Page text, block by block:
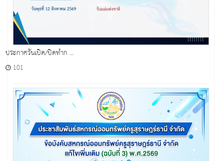
ประกาศวันเปิด/ปิดทำก ...
101